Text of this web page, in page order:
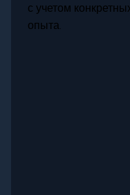
с учетом
опыта.